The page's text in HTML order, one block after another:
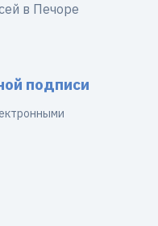
в Печоре
подписи